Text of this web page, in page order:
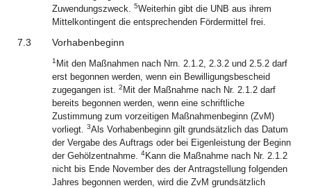
Zuwendungszweck. 5Weiterhin gibt die UNB aus ihrem
Mittelkontingent die entsprechenden Fördermittel frei.
7.3 Vorhabenbeginn
1 Mit den Maßnahmen nach Nrn. 2.1.2, 2.3.2 und 2.5.2 darf
erst begonnen werden, wenn ein Bewilligungsbescheid
zugegangen ist. 2 Mit der Maßnahme nach Nr. 2.1.2 darf
bereits begonnen werden, wenn eine schriftliche
Zustimmung zum vorzeitigen Maßnahmenbeginn (ZvM)
vorliegt. 3Als Vorhabenbeginn gilt grundsätzlich das Datum
der Vergabe des Auftrags oder bei Eigenleistung der Beginn
der Gehölzentnahme. 4Kann die Maßnahme nach Nr. 2.1.2
nicht bis Ende November des der Antragstellung folgenden
Jahres begonnen werden, wird die ZvM grundsätzlich